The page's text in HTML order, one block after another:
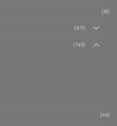
(81)
(971)
(745)
(44)